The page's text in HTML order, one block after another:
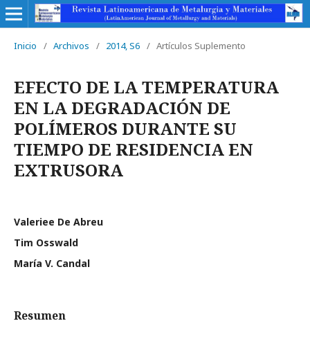
Inicio / Archivos / 2014, S6 / Artí­culos Suplemento
EFECTO DE LA TEMPERATURA
EN LA DEGRADACIÓN DE
POLÍMEROS DURANTE SU
TIEMPO DE RESIDENCIA EN
EXTRUSORA
Valeriee De Abreu
Tim Osswald
Marí­a V. Candal
Resumen